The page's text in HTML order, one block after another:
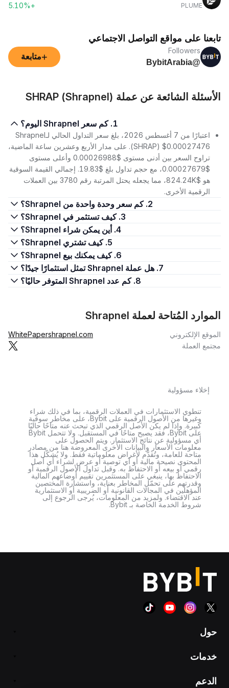
PLUME
+5.10%
تابعنا على مواقع التواصل الاجتماعي
Followers
@BybitArabia
+متابعة
الأسئلة الشائعة عن عملة SHRAP (Shrapnel)
1. كم سعر Shrapnel اليوم؟
اعتبارًا من 7 أغسطس 2026، بلغ سعر التداول الحالي لـShrapnel
(SHRAP) $0.00027476. على مدار الأربع وعشرين ساعة الماضية،
تراوح السعر بين أدنى مستوى $0.00026988 وأعلى مستوى
$0.00027679، مع حجم تداول بلغ $19.83. إجمالي القيمة السوقية
هو $824.24K، مما يجعله يحتل المرتبة رقم 3780 بين العملات
الرقمية الأخرى.
2. كم سعر وحدة واحدة من Shrapnel؟
3. كيف تستثمر في Shrapnel؟
4. أين يمكن شراء Shrapnel؟
5. كيف تشتري Shrapnel؟
6. كيف يمكنك بيع Shrapnel؟
7. هل عملة Shrapnel تمثل استثمارًا جيدًا؟
8. كم عدد Shrapnel المتوفر حاليًا؟
الموارد المُتاحة لعملة Shrapnel
الموقع الإلكتروني shrapnel.com
WhitePaper
مجتمع العملة
إخلاء مسؤولية
تنطوي الاستثمارات في العملات الرقمية، بما في ذلك شراء
وغيرها من الأصول الرقمية على Bybit، على مخاطر سوقية
كبيرة. وإذا لم يكن الأصل الرقمي الذي تبحث عنه متاحًا حاليًا
على Bybit، فقد يصبح متاحًا في المستقبل. ولا تتحمل Bybit
أي مسؤولية عن نتائج الاستثمار. ويتم الحصول على
معلومات الأسعار والبيانات الأخرى المعروضة هنا من مصادر
متاحة للعامة، وتُقدَّم لأغراض معلوماتية فقط. ولا يُشكّل هذا
المحتوى نصيحة مالية أو أي توصية أو عرض لشراء أي أصل
رقمي أو بيعه أو الاحتفاظ به. وقبل تداول الأصول الرقمية أو
الاحتفاظ بها، ينبغي على المستثمرين تقييم أوضاعهم المالية
وقدرتهم على تحمّل المخاطر بعناية، واستشارة المختصين
المؤهلين في المجالات القانونية أو الضريبية أو الاستثمارية
عند الاقتضاء. ولمزيد من المعلومات، يُرجى الرجوع إلى
شروط الخدمة الخاصة بـ Bybit.
حول
خدمات
الدعم